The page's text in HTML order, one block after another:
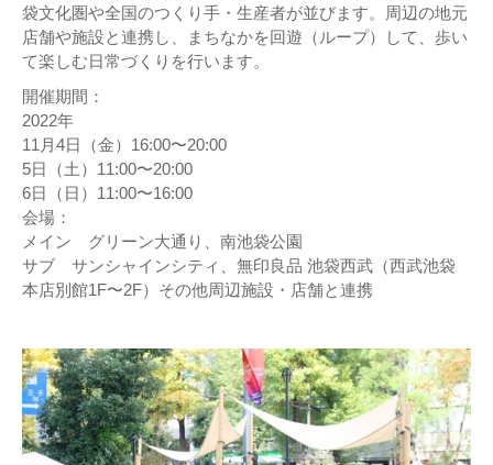
袋文化圏や全国のつくり手・生産者が並びます。周辺の地元
店舗や施設と連携し、まちなかを回遊（ループ）して、歩い
て楽しむ日常づくりを行います。
開催期間：
2022年
11月4日（金）16:00〜20:00
5日（土）11:00〜20:00
6日（日）11:00〜16:00
会場：
メイン グリーン大通り、南池袋公園
サブ サンシャインシティ、無印良品 池袋⻄武（⻄武池袋
本店別館1F〜2F）その他周辺施設・店舗と連携